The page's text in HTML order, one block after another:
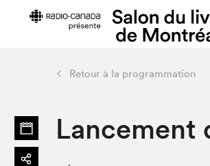
Horaires et tarifs
Retour à la programmation
Lancement